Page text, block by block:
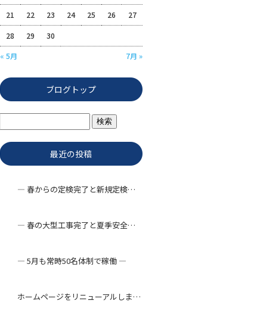
« 5月 7月 »
21 22 23 24 25 26 27
28 29 30
ブログトップ
最近の投稿
― 春からの定検完了と新規定検工事 ―
― 春の大型工事完了と夏季安全対策 ―
― 5月も常時50名体制で稼働 ―
ホームページをリニューアルしました